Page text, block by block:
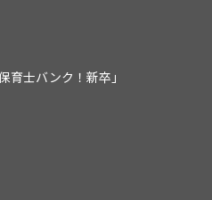
育士バンク！新卒」